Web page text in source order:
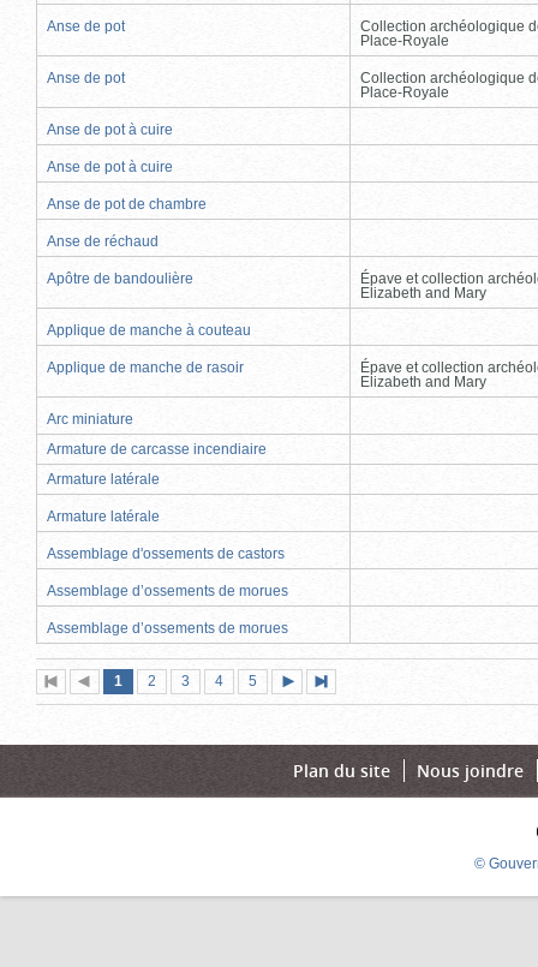
Anse de pot
Collection archéologique
Place-Royale
Anse de pot
Collection archéologique
Place-Royale
Anse de pot à cuire
Anse de pot à cuire
Anse de pot de chambre
Anse de réchaud
Apôtre de bandoulière
Épave et collection
Elizabeth and Mary
Applique de manche à couteau
Applique de manche de rasoir
Épave et collection
Elizabeth and Mary
Arc miniature
Armature de carcasse incendiaire
Armature latérale
Armature latérale
Assemblage d'ossements de castors
Assemblage d’ossements de morues
Assemblage d’ossements de morues
Première
page
Page
précédente
Page
1 (page
actuelle)
Page
2 Page
3 Page
4 Page
5
suivante
page
Plan du site Nous joindre
©